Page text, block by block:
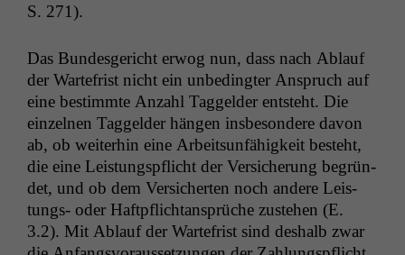
S. 271).
Das Bun­des­gericht erwog nun, dass nach Ablauf
der Warte­frist nicht ein unbe­d­ingter Anspruch auf
eine bes­timmte Anzahl Taggelder entste­ht. Die
einzel­nen Taggelder hän­gen ins­beson­dere davon
ab, ob weit­er­hin eine Arbeit­sun­fähigkeit beste­ht,
die eine Leis­tungspflicht der Ver­sicherung begrün­
det, und ob dem Ver­sicherten noch andere Leis­
tungs- oder Haftpflich­tansprüche zuste­hen (E.
3.2). Mit Ablauf der Warte­frist sind deshalb zwar